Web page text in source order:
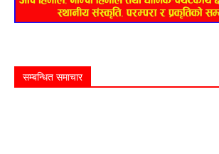
सम्बन्धित समाचार